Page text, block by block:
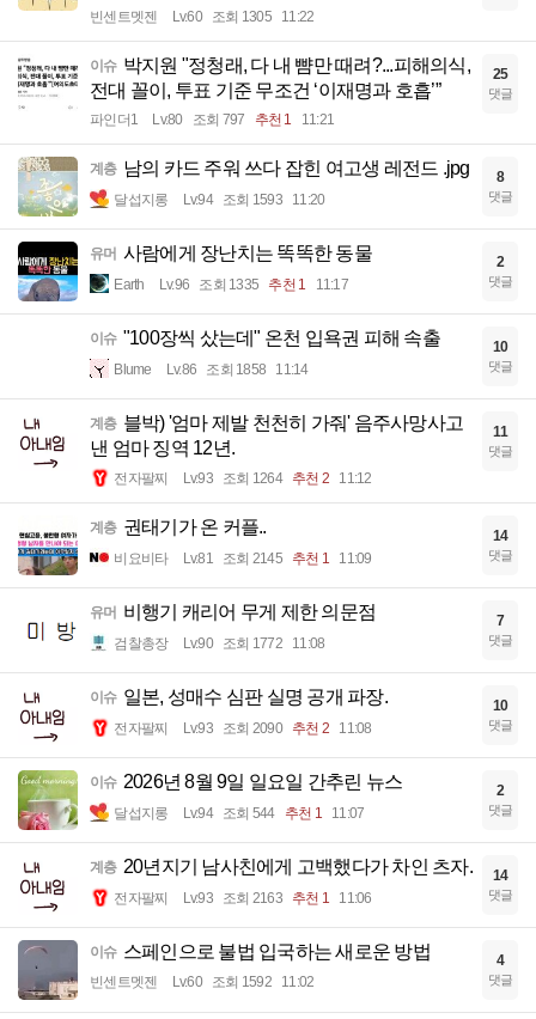
빈센트멧젠 Lv.60 조회 1305 11:22
이슈 박지원 "정청래, 다 내 뺨만 때려?...피해의식,
전대 꼴이, 투표 기준 무조건 ‘이재명과 호흡’”
파인더1 Lv.80 조회 797 추천 1 11:21
25
댓글
계층 남의 카드 주워 쓰다 잡힌 여고생 레전드 .jpg
달섭지롱 Lv.94 조회 1593 11:20
8
댓글
유머 사람에게 장난치는 똑똑한 동물
Earth Lv.96 조회 1335 추천 1 11:17
2
댓글
이슈 "100장씩 샀는데" 온천 입욕권 피해 속출
Blume Lv.86 조회 1858 11:14
10
댓글
계층 블박) '엄마 제발 천천히 가줘' 음주사망사고
낸 엄마 징역 12년.
전자팔찌 Lv.93 조회 1264 추천 2 11:12
11
댓글
계층 권태기가 온 커플..
비요비타 Lv.81 조회 2145 추천 1 11:09
14
댓글
유머 비행기 캐리어 무게 제한 의문점
검찰총장 Lv.90 조회 1772 11:08
7
댓글
이슈 일본, 성매수 심판 실명 공개 파장.
전자팔찌 Lv.93 조회 2090 추천 2 11:08
10
댓글
이슈 2026년 8월 9일 일요일 간추린 뉴스
달섭지롱 Lv.94 조회 544 추천 1 11:07
2
댓글
계층 20년지기 남사친에게 고백했다가 차인 츠자.
전자팔찌 Lv.93 조회 2163 추천 1 11:06
14
댓글
이슈 스페인으로 불법 입국하는 새로운 방법
빈센트멧젠 Lv.60 조회 1592 11:02
4
댓글